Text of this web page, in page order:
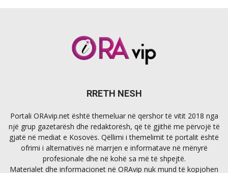
RRETH NESH
Portali ORAvip.net është themeluar në qershor të vitit 2018 nga
një grup gazetarësh dhe redaktorësh, që të gjithë me përvojë të
gjatë në mediat e Kosovës. Qëllimi i themelimit të portalit është
ofrimi i alternativës në marrjen e informatave në mënyrë
profesionale dhe në kohë sa më të shpejtë.
Materialet dhe informacionet në ORAvip nuk mund të kopjohen